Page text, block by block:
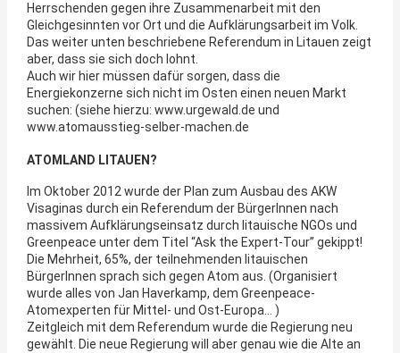
Herrschenden gegen ihre Zusammenarbeit mit den
Gleichgesinnten vor Ort und die Aufklärungsarbeit im Volk.
Das weiter unten beschriebene Referendum in Litauen zeigt
aber, dass sie sich doch lohnt.
Auch wir hier müssen dafür sorgen, dass die
Energiekonzerne sich nicht im Osten einen neuen Markt
suchen: (siehe hierzu: www.urgewald.de und
www.atomausstieg-selber-machen.de
ATOMLAND LITAUEN?
Im Oktober 2012 wurde der Plan zum Ausbau des AKW
Visaginas durch ein Referendum der BürgerInnen nach
massivem Aufklärungseinsatz durch litauische NGOs und
Greenpeace unter dem Titel “Ask the Expert-Tour” gekippt!
Die Mehrheit, 65%, der teilnehmenden litauischen
BürgerInnen sprach sich gegen Atom aus. (Organisiert
wurde alles von Jan Haverkamp, dem Greenpeace-
Atomexperten für Mittel- und Ost-Europa… )
Zeitgleich mit dem Referendum wurde die Regierung neu
gewählt. Die neue Regierung will aber genau wie die Alte an